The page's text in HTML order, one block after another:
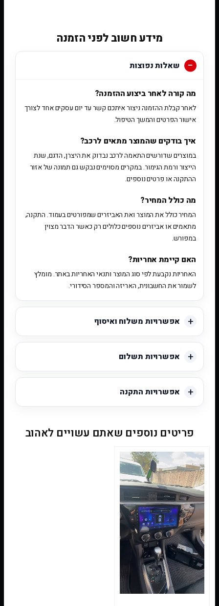
מידע חשוב לפני הזמנה
שאלות נפוצות
מה קורה לאחר ביצוע ההזמנה?
לאחר קבלת ההזמנה ניצור איתכם קשר עד יום עסקים אחד לצורך
אישור הפרטים והמשך הטיפול.
איך בודקים שהמוצר מתאים לרכב?
במוצרים שדורשים התאמה לרכב נבדוק את היצרן, הדגם, שנת
הייצור ורמת הגימור. במקרים מסוימים נבקש גם תמונה של אזור
ההתקנה או פרטים נוספים.
מה כולל המחיר?
המחיר כולל את המוצר ואת האביזרים שמפורטים בעמוד. התקנה,
מתאמים או אביזרים נוספים כלולים רק כאשר הדבר מצוין
במפורש.
האם קיימת אחריות?
האחריות נקבעת לפי סוג המוצר ותנאי האחריות באתר. מומלץ
לשמור את החשבונית, האריזה והמספר הסידורי.
אפשרויות משלוח ואיסוף
אפשרויות תשלום
אפשרויות התקנה
פריטים נוספים שאתם עשויים לאהוב